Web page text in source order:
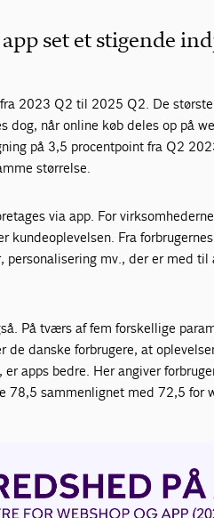
set et stigende
2023 Q2 til 2025 Q2. De
dog, når online køb deles op på
på 3,5 procentpoint fra Q2
størrelse.
via app. For
kundeoplevelsen. Fra
mv., der er med til
På tværs af fem forskellige
danske forbrugere, at
apps bedre. Her angiver
sammenlignet med 72,5 for